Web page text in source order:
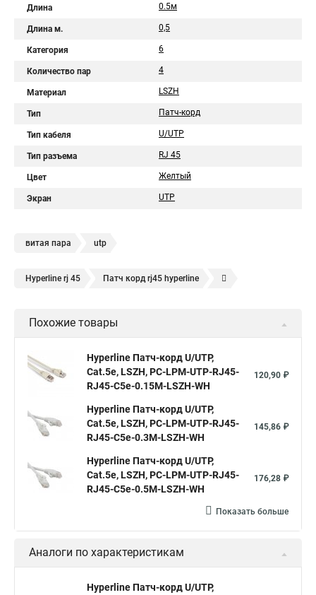
Длина 0.5м
Длина м. 0,5
Категория 6
Количество пар 4
Материал LSZH
Тип Патч-корд
Тип кабеля U/UTP
Тип разъема RJ 45
Цвет Желтый
Экран UTP
витая пара utp
Hyperline rj 45 Патч корд rj45 hyperline
Похожие товары
Hyperline Патч-корд U/UTP,
Cat.5е, LSZH, PC-LPM-UTP-RJ45-
RJ45-C5e-0.15M-LSZH-WH
120,90 ₽
Hyperline Патч-корд U/UTP,
Cat.5е, LSZH, PC-LPM-UTP-RJ45-
RJ45-C5e-0.3M-LSZH-WH
145,86 ₽
Hyperline Патч-корд U/UTP,
Cat.5e, LSZH, PC-LPM-UTP-RJ45-
RJ45-C5e-0.5M-LSZH-WH
176,28 ₽
Показать больше
Аналоги по характеристикам
Hyperline Патч-корд U/UTP,